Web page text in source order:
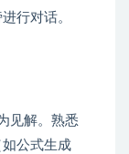
行对话。
见解。熟悉
公式生成